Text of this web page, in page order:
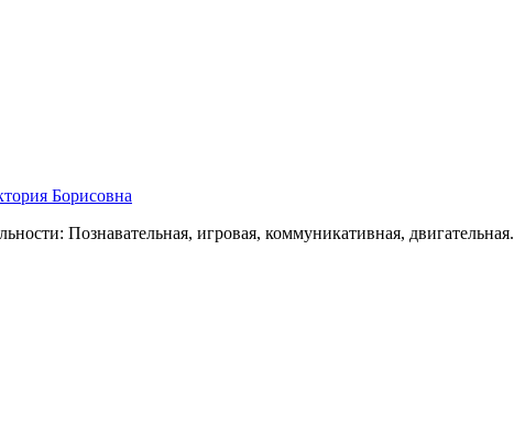
Борисовна
Познавательная, игровая, коммуникативная, двигательная.